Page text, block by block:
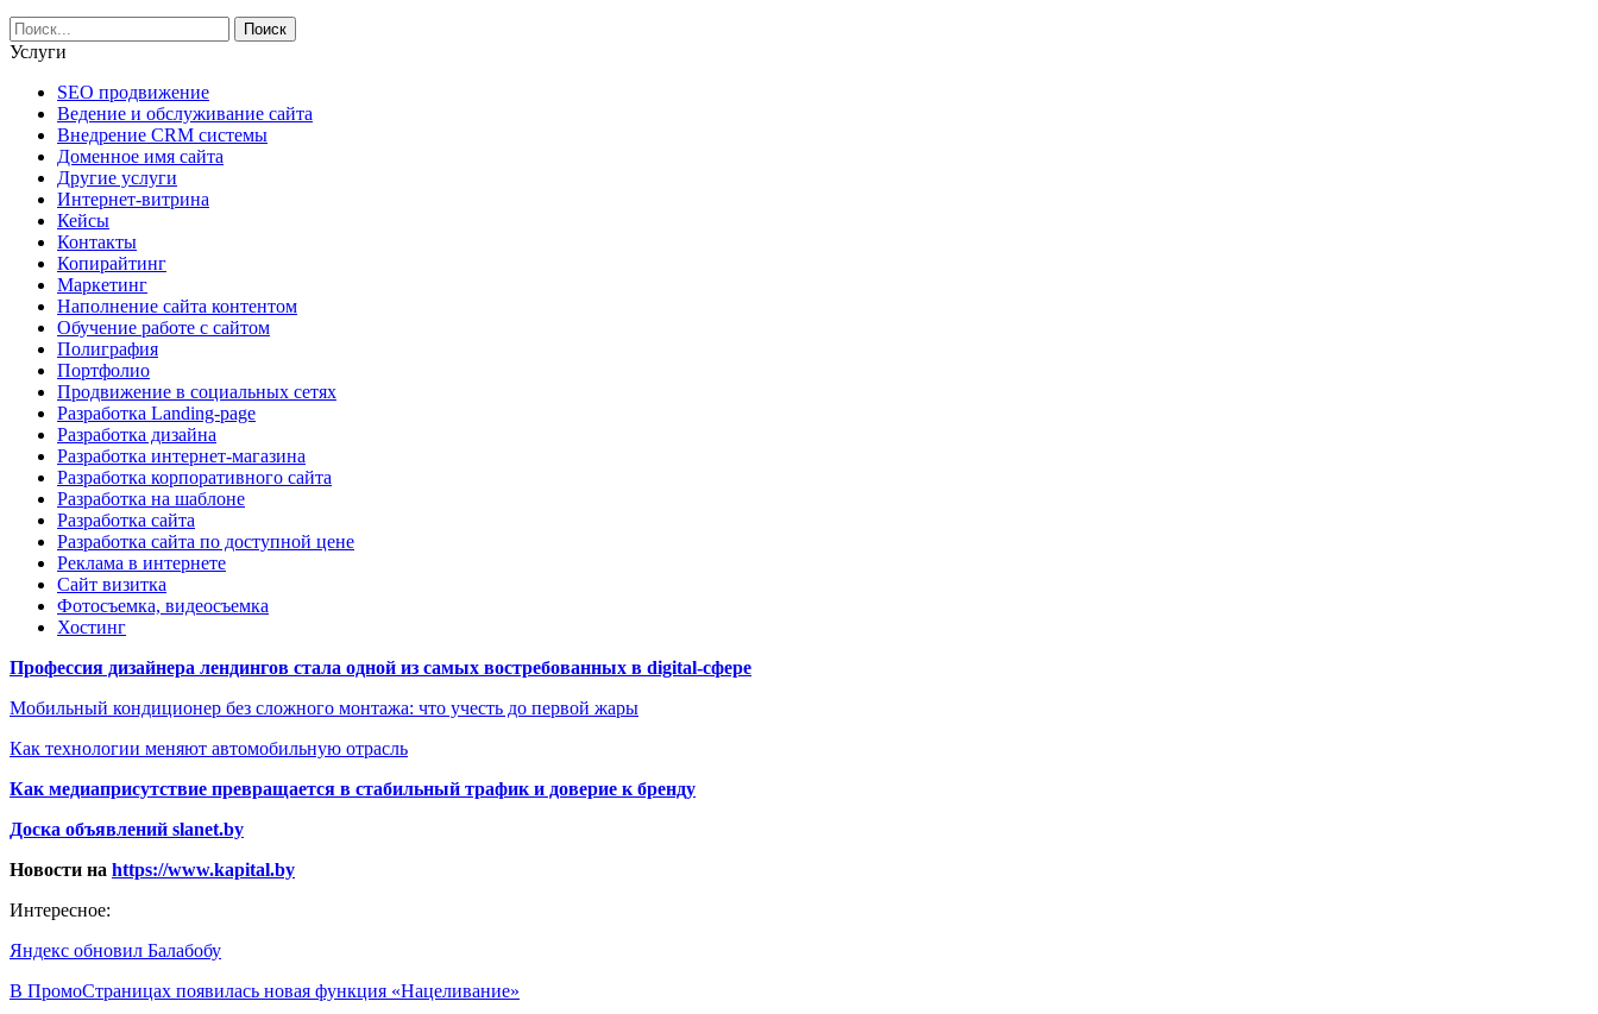
Услуги
SEO продвижение
Ведение и обслуживание сайта
Внедрение CRM системы
Доменное имя сайта
Другие услуги
Интернет-витрина
Кейсы
Контакты
Копирайтинг
Маркетинг
Наполнение сайта контентом
Обучение работе с сайтом
Полиграфия
Портфолио
Продвижение в социальных сетях
Разработка Landing-page
Разработка дизайна
Разработка интернет-магазина
Разработка корпоративного сайта
Разработка на шаблоне
Разработка сайта
Разработка сайта по доступной цене
Реклама в интернете
Сайт визитка
Фотосъемка, видеосъемка
Хостинг
Профессия дизайнера лендингов стала одной из самых востребованных в digital-сфере
Мобильный кондиционер без сложного монтажа: что учесть до первой жары
Как технологии меняют автомобильную отрасль
Как медиаприсутствие превращается в стабильный трафик и доверие к бренду
Доска объявлений slanet.by
Новости на https://www.kapital.by
Интересное:
Яндекс обновил Балабобу
В ПромоСтраницах появилась новая функция «Нацеливание»